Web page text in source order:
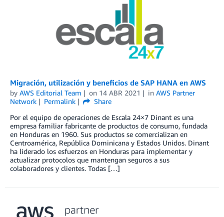
Migración, utilización y beneficios de SAP HANA en AWS
by AWS Editorial Team on 14 ABR 2021 in AWS Partner
Network
Permalink
Share
Por el equipo de operaciones de Escala 24×7 Dinant es una
empresa familiar fabricante de productos de consumo, fundada
en Honduras en 1960. Sus productos se comercializan en
Centroamérica, República Dominicana y Estados Unidos. Dinant
ha liderado los esfuerzos en Honduras para implementar y
actualizar protocolos que mantengan seguros a sus
colaboradores y clientes. Todas […]